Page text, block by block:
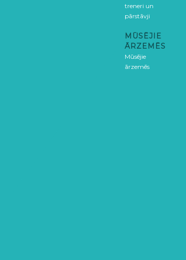
treneri un
pārstāvji
MŪSĒJIE
ĀRZEMĒS
Mūsējie
ārzemēs